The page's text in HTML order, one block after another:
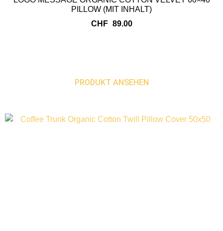
PILLOW (MIT INHALT)
CHF 89.00
PRODUKT ANSEHEN